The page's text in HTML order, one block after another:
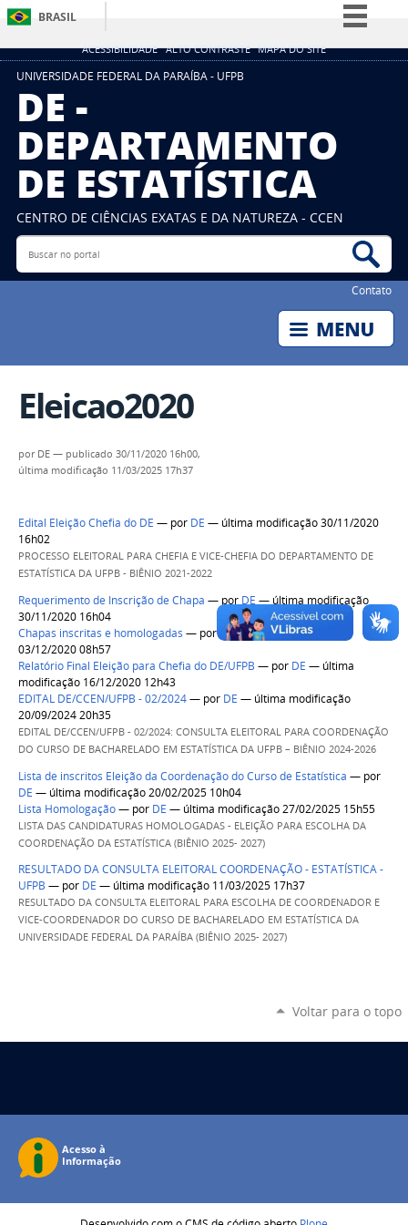
ACESSIBILIDADE ALTO CONTRASTE MAPA DO SITE
BRASIL
Simplifique!
Acesso à informação
Legislação
Canais
UNIVERSIDADE FEDERAL DA PARAÍBA - UFPB
DE -
DEPARTAMENTO
DE ESTATÍSTICA
CENTRO DE CIÊNCIAS EXATAS E DA NATUREZA - CCEN
Buscar no portal
Contato
Eleicao2020
por DE — publicado 30/11/2020 16h00,
última modificação 11/03/2025 17h37
Edital Eleição Chefia do DE — por DE — última modificação 30/11/2020
16h02
PROCESSO ELEITORAL PARA CHEFIA E VICE-CHEFIA DO DEPARTAMENTO DE
ESTATÍSTICA DA UFPB - BIÊNIO 2021-2022
Requerimento de Inscrição de Chapa — por DE — última modificação
30/11/2020 16h04
Chapas inscritas e homologadas — por DE— última modificação
03/12/2020 08h57
Relatório Final Eleição para Chefia do DE/UFPB — por DE — última
modificação 16/12/2020 12h43
EDITAL DE/CCEN/UFPB - 02/2024— por DE — última modificação
20/09/2024 20h35
EDITAL DE/CCEN/UFPB - 02/2024: CONSULTA ELEITORAL PARA COORDENAÇÃO
DO CURSO DE BACHARELADO EM ESTATÍSTICA DA UFPB – BIÊNIO 2024-2026
Lista de inscritos Eleição da Coordenação do Curso de Estatística — por
DE — última modificação 20/02/2025 10h04
Lista Homologação— por DE — última modificação 27/02/2025 15h55
LISTA DAS CANDIDATURAS HOMOLOGADAS - ELEIÇÃO PARA ESCOLHA DA
COORDENAÇÃO DA ESTATÍSTICA (BIÊNIO 2025- 2027)
RESULTADO DA CONSULTA ELEITORAL COORDENAÇÃO - ESTATÍSTICA -
UFPB — por DE — última modificação 11/03/2025 17h37
RESULTADO DA CONSULTA ELEITORAL PARA ESCOLHA DE COORDENADOR E
VICE-COORDENADOR DO CURSO DE BACHARELADO EM ESTATÍSTICA DA
UNIVERSIDADE FEDERAL DA PARAÍBA (BIÊNIO 2025- 2027)
Voltar para o topo